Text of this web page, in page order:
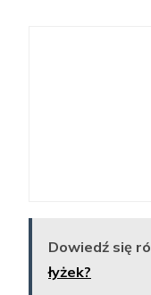
Dowiedź się
łyżek?